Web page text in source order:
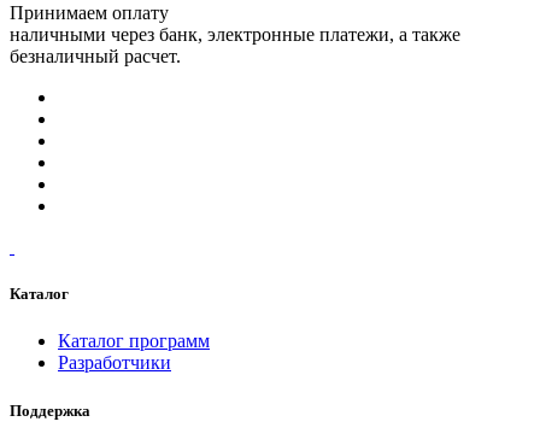
Принимаем оплату
наличными через банк, электронные платежи, а также
безналичный расчет.
Каталог
Каталог программ
Разработчики
Поддержка